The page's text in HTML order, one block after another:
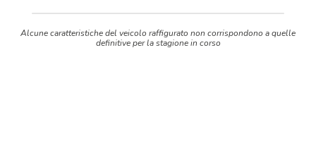
Alcune caratteristiche del veicolo raffigurato non corrispondono a quelle
definitive per la stagione in corso